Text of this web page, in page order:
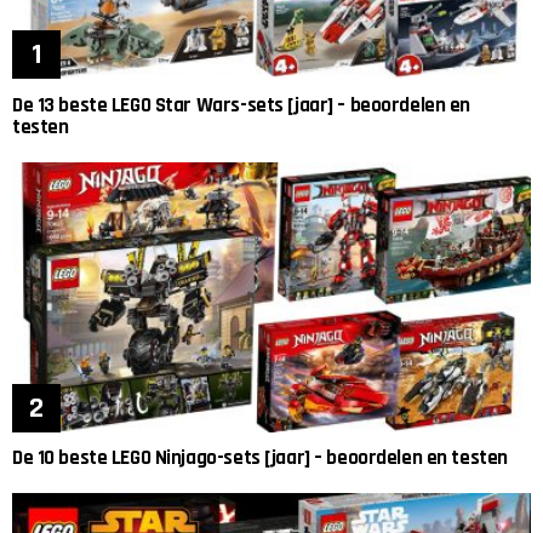
De 13 beste LEGO Star Wars-sets [jaar] – beoordelen en
testen
De 10 beste LEGO Ninjago-sets [jaar] – beoordelen en testen